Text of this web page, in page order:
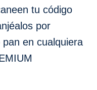
tu código
por
en cualquiera